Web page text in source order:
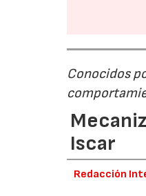
Conocidos
Iscar
Redacción